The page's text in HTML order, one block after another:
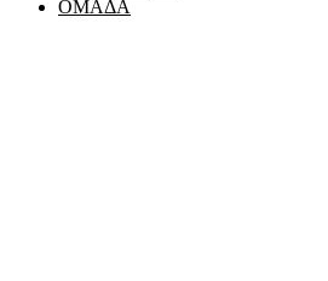
ΟΜΑΔΑ